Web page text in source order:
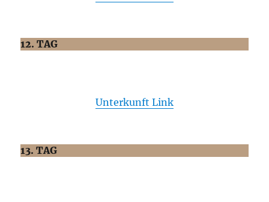
12. TAG
Unterkunft Link
13. TAG